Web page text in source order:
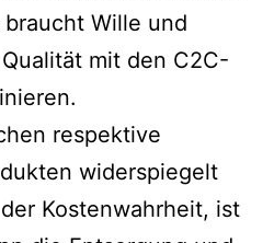
Wille und
mit den C2C-
respektive
widerspiegelt
Kostenwahrheit, ist